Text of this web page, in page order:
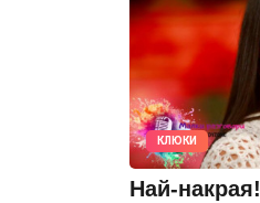
КЛЮКИ
Най-